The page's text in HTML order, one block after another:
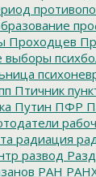
Проходцев
выборы
Птичник
Путин ПФР
радиация
развод
РАН